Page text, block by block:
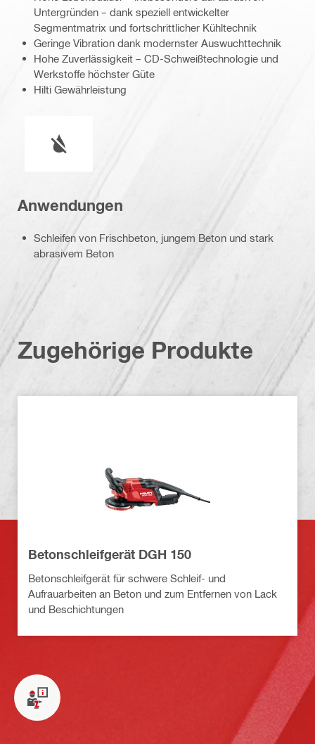
Untergründen – dank speziell entwickelter
Segmentmatrix und fortschrittlicher Kühltechnik
Geringe Vibration dank modernster Auswuchttechnik
Hohe Zuverlässigkeit – CD-Schweißtechnologie und
Werkstoffe höchster Güte
Hilti Gewährleistung
Anwendungen
Schleifen von Frischbeton, jungem Beton und stark
abrasivem Beton
Zugehörige Produkte
Betonschleifgerät DGH 150
Betonschleifgerät für schwere Schleif- und
Aufrauarbeiten an Beton und zum Entfernen von Lack
und Beschichtungen